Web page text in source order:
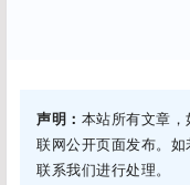
声明： 本站所有文章
联网公开页面发布。
联系我们进行处理。